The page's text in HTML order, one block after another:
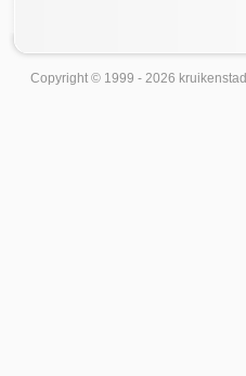
Copyright © 1999 - 2026 kruikenstad